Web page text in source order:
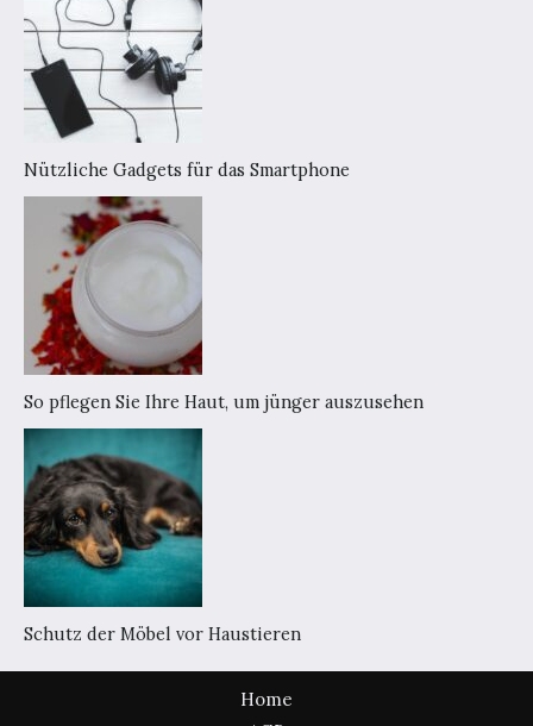
Nützliche Gadgets für das Smartphone
So pflegen Sie Ihre Haut, um jünger auszusehen
Schutz der Möbel vor Haustieren
Home